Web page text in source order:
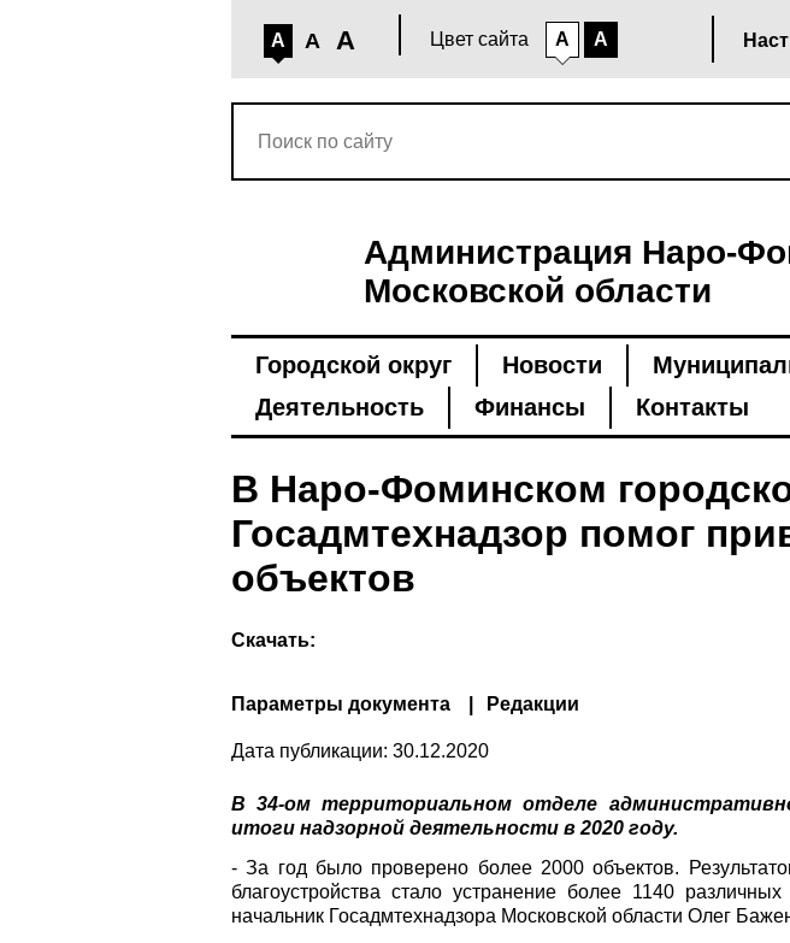
A A A Цвет сайта A A
Администрация Наро-
Московской области
Городской округ Новости
Деятельность
Финансы Контакты
В Наро-Фоминском
Госадмтехнадзор помог
объектов
Скачать:
Параметры документа Редакции
Дата публикации: 30.12.2020
В 34-ом территориальном отделе
итоги надзорной деятельности в 2020 году.
- За год было проверено более 2000 объектов.
благоустройства стало устранение более 1140
начальник Госадмтехнадзора Московской области Олег